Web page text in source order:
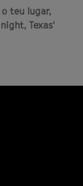
teu lugar,
Texas'